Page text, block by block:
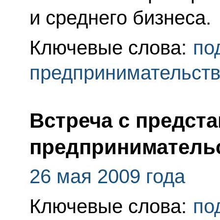
и среднего бизнеса.
Ключевые слова:
Встреча с
26 мая 2009 года
Ключевые слова: